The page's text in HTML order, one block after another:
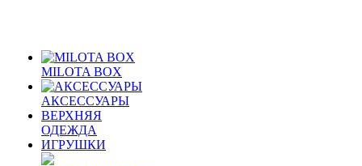
MILOTA BOX
АКСЕССУАРЫ
ВЕРХНЯЯ
ОДЕЖДА
ИГРУШКИ